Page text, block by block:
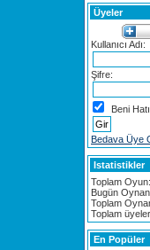
Üyeler
Kullanıcı Adı:
Şifre:
Beni
Bedava Üye
Istatistikler
Toplam
Bugün
Toplam
Toplam
En Popüler